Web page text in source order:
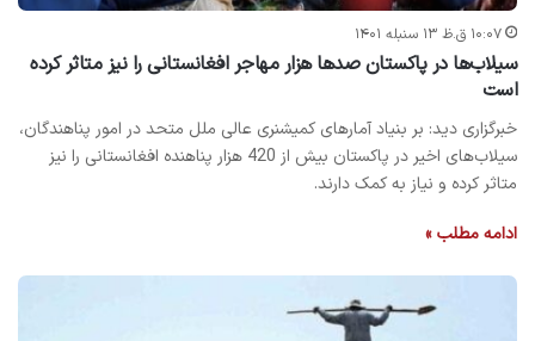
۱۰:۰۷ ق.ظ ۱۳ سنبله ۱۴۰۱
سیلاب‌ها در پاکستان صدها هزار مهاجر افغانستانی را نیز متاثر کرده
است
خبرگزاری دید: بر بنیاد آمارهای کمیشنری عالی ملل متحد در امور پناهندگان،
سیلاب‌های اخیر در پاکستان بیش از 420 هزار پناهنده افغانستانی را نیز
متاثر کرده و نیاز به کمک دارند.
ادامه مطلب »